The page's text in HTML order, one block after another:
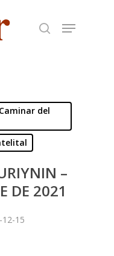
del
–
DE 2021
12-15